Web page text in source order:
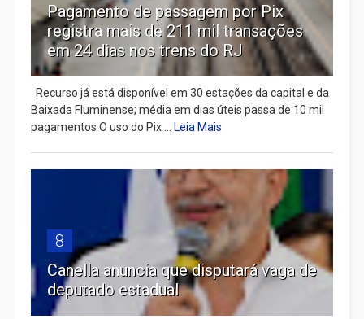
Pagamento de passagem por Pix
registra mais de 211 mil transações
em 24 dias nos trens do RJ
Recurso já está disponível em 30 estações da capital e da
Baixada Fluminense; média em dias úteis passa de 10 mil
pagamentos O uso do Pix ... Leia Mais
8
Canella anuncia que disputará vaga de
deputado estadual